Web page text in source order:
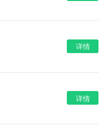
详情
详情